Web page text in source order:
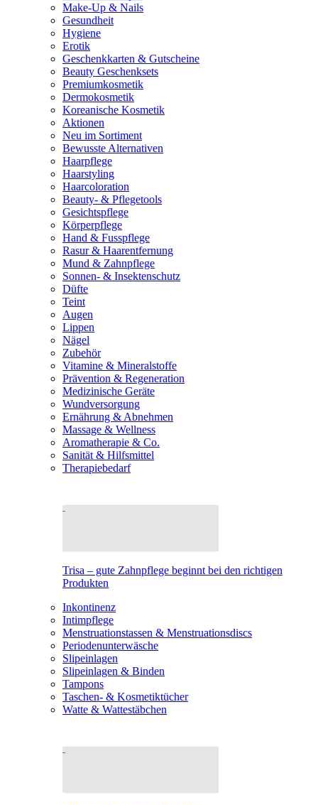
Make-Up & Nails
Gesundheit
Hygiene
Erotik
Geschenkkarten & Gutscheine
Beauty Geschenksets
Premiumkosmetik
Dermokosmetik
Koreanische Kosmetik
Aktionen
Neu im Sortiment
Bewusste Alternativen
Haarpflege
Haarstyling
Haarcoloration
Beauty- & Pflegetools
Gesichtspflege
Körperpflege
Hand & Fusspflege
Rasur & Haarentfernung
Mund & Zahnpflege
Sonnen- & Insektenschutz
Düfte
Teint
Augen
Lippen
Nägel
Zubehör
Vitamine & Mineralstoffe
Prävention & Regeneration
Medizinische Geräte
Wundversorgung
Ernährung & Abnehmen
Massage & Wellness
Aromatherapie & Co.
Sanität & Hilfsmittel
Therapiebedarf
Trisa – gute Zahnpflege beginnt bei den richtigen
Produkten
Inkontinenz
Intimpflege
Menstruationstassen & Menstruationsdiscs
Periodenunterwäsche
Slipeinlagen
Slipeinlagen & Binden
Tampons
Taschen- & Kosmetiktücher
Watte & Wattestäbchen